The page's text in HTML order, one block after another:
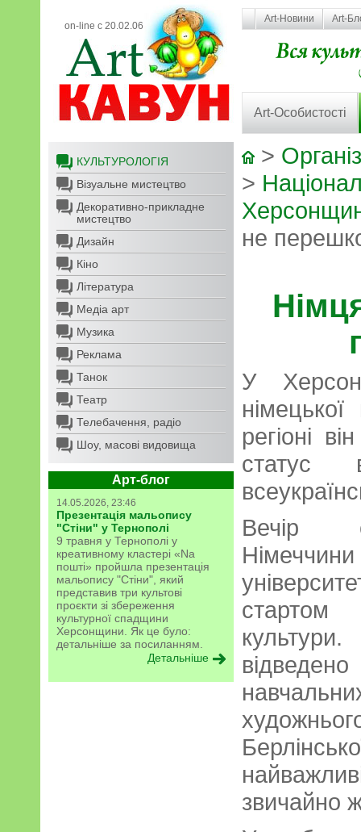
on-line с 20.02.06
Art-Новини Art-
Art-Особистості
КУЛЬТУРОЛОГІЯ
Візуальне мистецтво
Декоративно-прикладне
мистецтво
Дизайн
Кіно
Література
Медіа арт
Музика
Реклама
Танок
Театр
Телебачення, радіо
Шоу, масові видовища
Арт-блог
14.05.2026, 23:46
Презентація мальопису
"Стіни" у Тернополі
9 травня у Тернополі у
креативному кластері «Na
пошті» пройшла презентація
мальопису "Стіни", який
представив три культові
проєкти зі збереження
культурної спадщини
Херсонщини. Як це було:
детальніше за посиланням.
Детальніше
>
>
не
У
регіоні
статус
Вечір
Німеччини
стартом
звичайно